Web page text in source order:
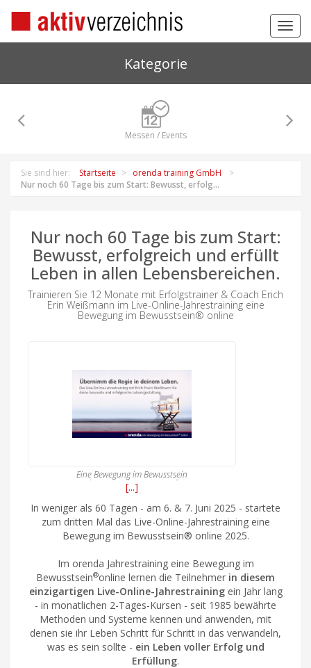
Kategorie
Messen / Events
Sie sind hier: Startseite
orenda training GmbH
Nur noch 60 Tage bis zum Start: Bewusst, erfolg...
Nur noch 60 Tage bis zum Start:
Bewusst, erfolgreich und erfüllt
Leben in allen Lebensbereichen.
Trainieren Sie 12 Monate mit Erfolgstrainer & Coach Erich
Erin Weißmann im Live-Online-Jahrestraining eine
Bewegung im Bewusstsein® online
Eine Bewegung im Bewusstsein
online Das Jahrestraining für
deine bewusste, erfolgreiche und
erfüllte Lebensgestaltung als
Unternehmer:in
[...]
In weniger als 60 Tagen - am 6. & 7. Juni 2025 - startete
zum dritten Mal das Live-Online-Jahrestraining eine
Bewegung im Bewusstsein® online 2025.
Im orenda Jahrestraining eine Bewegung im
Bewusstsein®online lernen die Teilnehmer in diesem
einzigartigen Live-Online-Jahrestraining ein Jahr lang
- in monatlichen 2-Tages-Kursen - seit 1985 bewährte
Methoden und Systeme kennen und anwenden, mit
denen sie ihr Leben Schritt für Schritt in das verwandeln,
was es sein sollte - ein Leben voller Erfolg und
Erfüllung.